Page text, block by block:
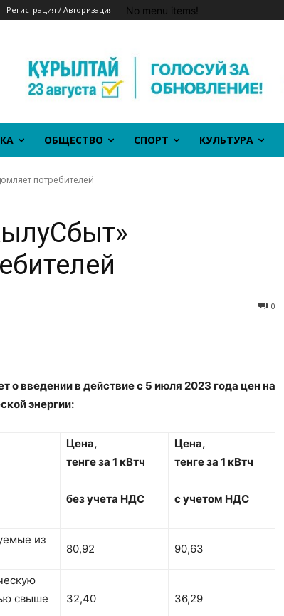
Регистрация / Авторизация No menu items!
ОБЩЕСТВО СПОРТ КУЛЬТУРА
потребителей
0
введении в действие с 5 июля 2023 года цен на
энергии:
Цена,
тенге за 1 кВтч
без учета НДС
Цена,
тенге за 1 кВтч
с учетом НДС
из
80,92 90,63
свыше
32,40 36,29